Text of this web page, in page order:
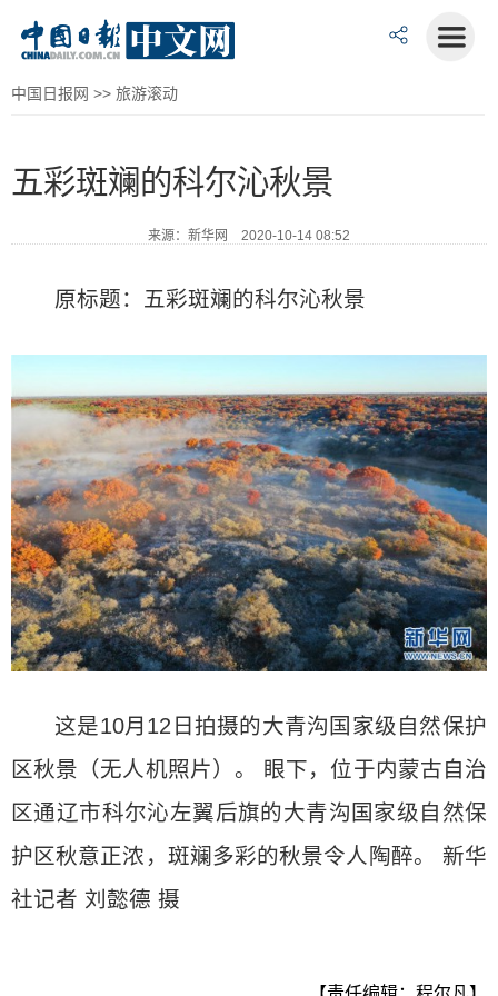
中国日报网 >> 旅游滚动
五彩斑斓的科尔沁秋景
来源：新华网 2020-10-14 08:52
原标题：五彩斑斓的科尔沁秋景
这是10月12日拍摄的大青沟国家级自然保护
区秋景（无人机照片）。 眼下，位于内蒙古自治
区通辽市科尔沁左翼后旗的大青沟国家级自然保
护区秋意正浓，斑斓多彩的秋景令人陶醉。 新华
社记者 刘懿德 摄